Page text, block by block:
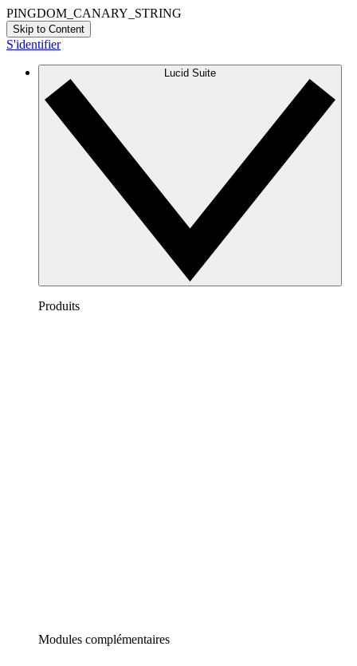
PINGDOM_CANARY_STRING
Skip to Content
S'identifier
Lucid Suite
Produits
Modules complémentaires